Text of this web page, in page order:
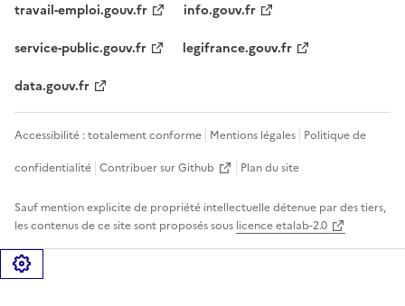
travail-emploi.gouv.fr
info.gouv.fr
service-public.gouv.fr
legifrance.gouv.fr
data.gouv.fr
Accessibilité : totalement conforme Mentions légales Politique de
confidentialité Contribuer sur Github Plan du site
Sauf mention explicite de propriété intellectuelle détenue par des tiers,
les contenus de ce site sont proposés sous licence etalab-2.0
Gérer les cookies